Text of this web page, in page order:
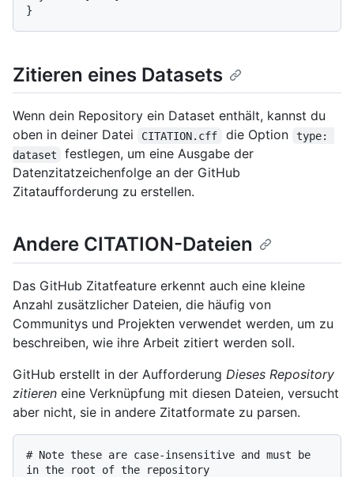
Zitieren eines Datasets
Wenn dein Repository ein Dataset enthält, kannst du
oben in deiner Datei
CITATION.cff die Option
type:
dataset
festlegen, um eine Ausgabe der
Datenzitatzeichenfolge an der GitHub
Zitataufforderung zu erstellen.
Andere CITATION-Dateien
Das GitHub Zitatfeature erkennt auch eine kleine
Anzahl zusätzlicher Dateien, die häufig von
Communitys und Projekten verwendet werden, um zu
beschreiben, wie ihre Arbeit zitiert werden soll.
GitHub erstellt in der Aufforderung Dieses Repository
zitieren eine Verknüpfung mit diesen Dateien, versucht
aber nicht, sie in andere Zitatformate zu parsen.
# Note these are case-insensitive and must be
in the root of the repository